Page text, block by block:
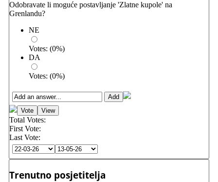
Odobravate li moguće postavljanje 'Zlatne kupole' na
Grenlandu?
NE
Votes: (0%)
DA
Votes: (0%)
Total Votes:
First Vote:
Last Vote:
Trenutno posjetitelja